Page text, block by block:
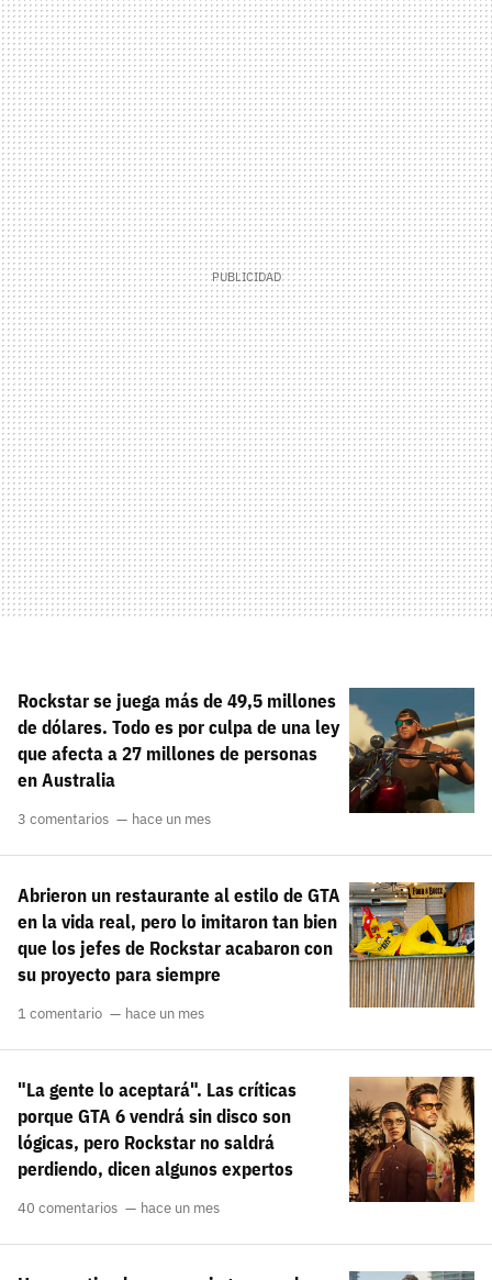
Rockstar se juega más de 49,5 millones
de dólares. Todo es por culpa de una ley
que afecta a 27 millones de personas
en Australia
3 comentarios hace un mes
Abrieron un restaurante al estilo de GTA
en la vida real, pero lo imitaron tan bien
que los jefes de Rockstar acabaron con
su proyecto para siempre
1 comentario hace un mes
"La gente lo aceptará". Las críticas
porque GTA 6 vendrá sin disco son
lógicas, pero Rockstar no saldrá
perdiendo, dicen algunos expertos
40 comentarios hace un mes